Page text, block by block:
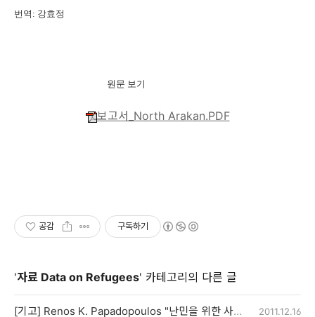
번역: 강효정
원문 보기
보고서_North Arakan.PDF
공감 구독하기
'자료 Data on Refugees' 카테고리의 다른 글
[기고] Renos K. Papadopoulos "난민을 위한 사회 심리적 기틀(framework)" 2011.12.16